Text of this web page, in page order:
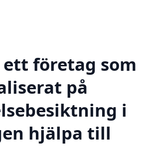
ett företag som
på
i
hjälpa till